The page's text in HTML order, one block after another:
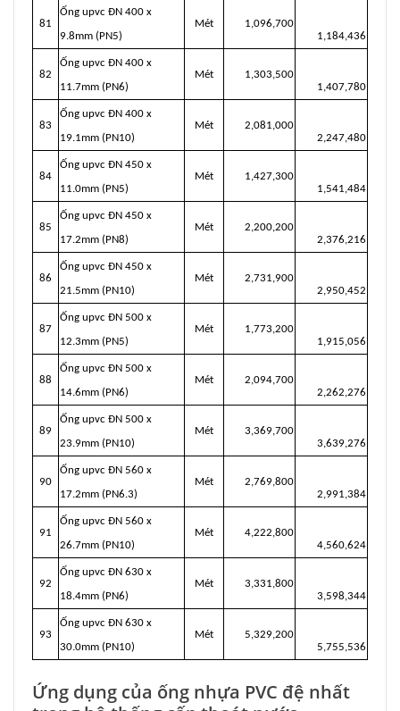
81
Ống upvc ĐN 400 x
9.8mm (PN5)
Mét
1,096,700
1,184,436
82
Ống upvc ĐN 400 x
11.7mm (PN6)
Mét
1,303,500
1,407,780
83
Ống upvc ĐN 400 x
19.1mm (PN10)
Mét
2,081,000
2,247,480
84
Ống upvc ĐN 450 x
11.0mm (PN5)
Mét
1,427,300
1,541,484
85
Ống upvc ĐN 450 x
17.2mm (PN8)
Mét
2,200,200
2,376,216
86
Ống upvc ĐN 450 x
21.5mm (PN10)
Mét
2,731,900
2,950,452
87
Ống upvc ĐN 500 x
12.3mm (PN5)
Mét
1,773,200
1,915,056
88
Ống upvc ĐN 500 x
14.6mm (PN6)
Mét
2,094,700
2,262,276
89
Ống upvc ĐN 500 x
23.9mm (PN10)
Mét
3,369,700
3,639,276
90
Ống upvc ĐN 560 x
17.2mm (PN6.3)
Mét
2,769,800
2,991,384
91
Ống upvc ĐN 560 x
26.7mm (PN10)
Mét
4,222,800
4,560,624
92
Ống upvc ĐN 630 x
18.4mm (PN6)
Mét
3,331,800
3,598,344
93
Ống upvc ĐN 630 x
30.0mm (PN10)
Mét
5,329,200
5,755,536
Ứng dụng của ống nhựa PVC đệ nhất